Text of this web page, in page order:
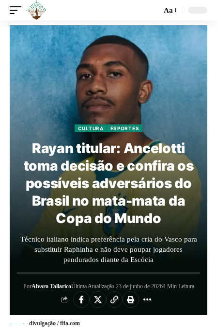
Aa
CULTURA ESPORTES
Rayan titular: Ancelotti
toma decisão e confira os
possíveis adversários do
Brasil no mata-mata da
Copa do Mundo
Técnico italiano indica preferência pela cria do Vasco para
substituir Raphinha e não deve poupar jogadores
pendurados diante da Escócia
PorAlvaro TallaricoÚltima Atualização 23 de junho de 20264 Min Leitura
divulgação / fifa.com